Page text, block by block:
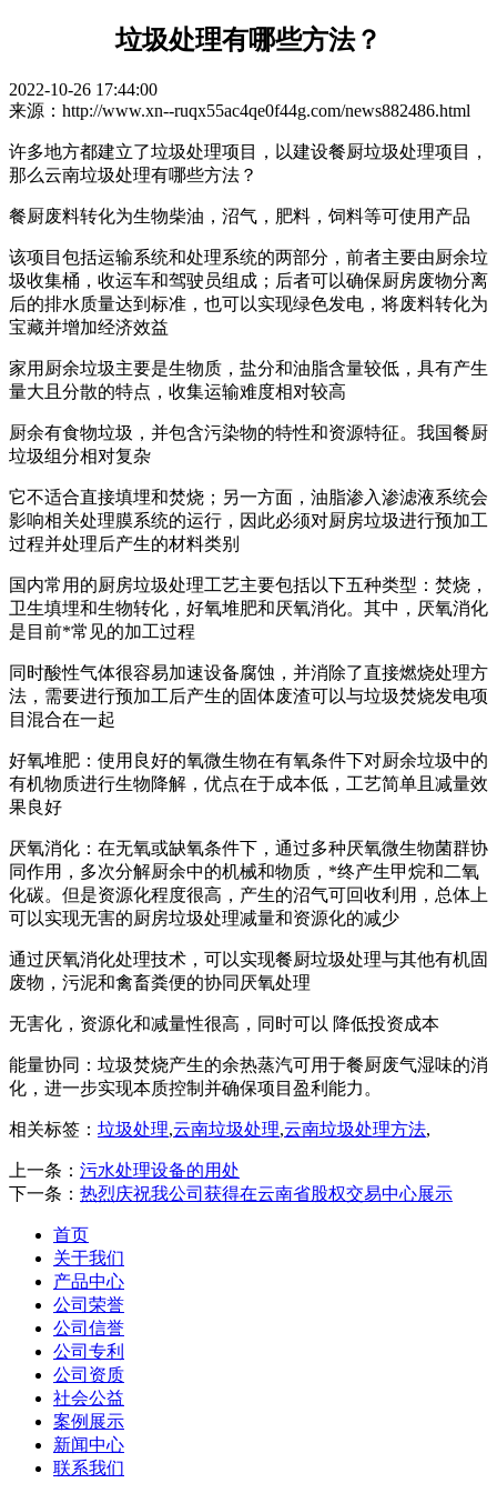
垃圾处理有哪些方法？
2022-10-26 17:44:00
来源：http://www.xn--ruqx55ac4qe0f44g.com/news882486.html
许多地方都建立了垃圾处理项目，以建设餐厨垃圾处理项目，
那么云南垃圾处理有哪些方法？
餐厨废料转化为生物柴油，沼气，肥料，饲料等可使用产品
该项目包括运输系统和处理系统的两部分，前者主要由厨余垃
圾收集桶，收运车和驾驶员组成；后者可以确保厨房废物分离
后的排水质量达到标准，也可以实现绿色发电，将废料转化为
宝藏并增加经济效益
家用厨余垃圾主要是生物质，盐分和油脂含量较低，具有产生
量大且分散的特点，收集运输难度相对较高
厨余有食物垃圾，并包含污染物的特性和资源特征。我国餐厨
垃圾组分相对复杂
它不适合直接填埋和焚烧；另一方面，油脂渗入渗滤液系统会
影响相关处理膜系统的运行，因此必须对厨房垃圾进行预加工
过程并处理后产生的材料类别
国内常用的厨房垃圾处理工艺主要包括以下五种类型：焚烧，
卫生填埋和生物转化，好氧堆肥和厌氧消化。其中，厌氧消化
是目前*常见的加工过程
同时酸性气体很容易加速设备腐蚀，并消除了直接燃烧处理方
法，需要进行预加工后产生的固体废渣可以与垃圾焚烧发电项
目混合在一起
好氧堆肥：使用良好的氧微生物在有氧条件下对厨余垃圾中的
有机物质进行生物降解，优点在于成本低，工艺简单且减量效
果良好
厌氧消化：在无氧或缺氧条件下，通过多种厌氧微生物菌群协
同作用，多次分解厨余中的机械和物质，*终产生甲烷和二氧
化碳。但是资源化程度很高，产生的沼气可回收利用，总体上
可以实现无害的厨房垃圾处理减量和资源化的减少
通过厌氧消化处理技术，可以实现餐厨垃圾处理与其他有机固
废物，污泥和禽畜粪便的协同厌氧处理
无害化，资源化和减量性很高，同时可以 降低投资成本
能量协同：垃圾焚烧产生的余热蒸汽可用于餐厨废气湿味的消
化，进一步实现本质控制并确保项目盈利能力。
相关标签： 垃圾处理,云南垃圾处理,云南垃圾处理方法,
上一条： 污水处理设备的用处
下一条： 热烈庆祝我公司获得在云南省股权交易中心展示
首页
关于我们
产品中心
公司荣誉
公司信誉
公司专利
公司资质
社会公益
案例展示
新闻中心
联系我们